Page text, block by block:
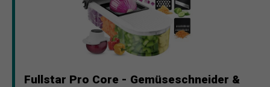
Fullstar Pro Core - Gemüseschneider &